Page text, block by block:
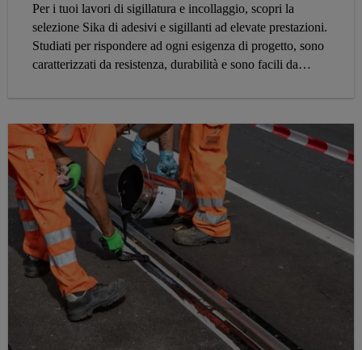
Per i tuoi lavori di sigillatura e incollaggio, scopri la
selezione Sika di adesivi e sigillanti ad elevate prestazioni.
Studiati per rispondere ad ogni esigenza di progetto, sono
caratterizzati da resistenza, durabilità e sono facili da